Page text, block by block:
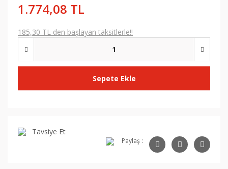
1.774,08 TL
185,30 TL den başlayan taksitlerle!!
Sepete Ekle
Tavsiye Et
Paylaş :